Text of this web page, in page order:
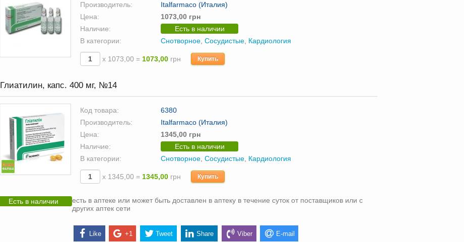
Производитель:
Italfarmaco (Италия)
Цена:
1073,00 грн
Наличие:
Есть в наличии
В категории:
Снотворное Сосудистые Кардиология
х 1073,00 = 1073,00 грн Купить
Глиатилин, капс. 400 мг, №14
Код товара:
6380
Производитель:
Italfarmaco (Италия)
Цена:
1345,00 грн
Наличие:
Есть в наличии
В категории:
Снотворное Сосудистые Кардиология
х 1345,00 = 1345,00 грн Купить
Есть в наличии
есть в аптеке или может быть доставлен в аптеку в течение суток от поставщиков или с
других аптек сети
Like +1 Tweet Share Viber E-mail